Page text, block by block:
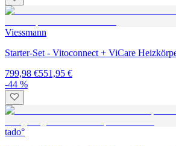
Viessmann
Starter-Set - Vitoconnect + ViCare
799,98 €551,95 €
-44 %
tado°